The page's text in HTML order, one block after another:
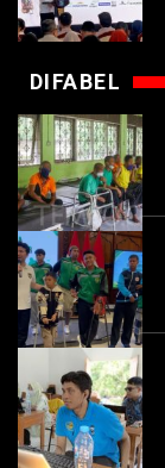
DIFABEL